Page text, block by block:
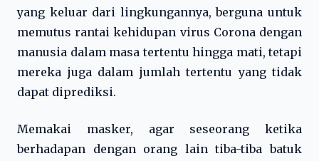
yang keluar dari lingkungannya, berguna untuk
memutus rantai kehidupan virus Corona dengan
manusia dalam masa tertentu hingga mati, tetapi
mereka juga dalam jumlah tertentu yang tidak
dapat diprediksi.
Memakai masker, agar seseorang ketika
berhadapan dengan orang lain tiba-tiba batuk